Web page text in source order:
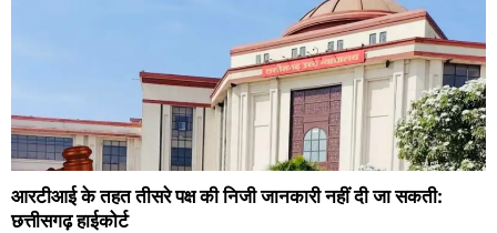
आरटीआई के तहत तीसरे पक्ष की निजी जानकारी नहीं दी जा सकती:
छत्तीसगढ़ हाईकोर्ट